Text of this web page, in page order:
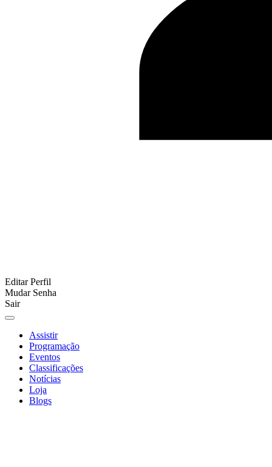
Editar Perfil
Mudar Senha
Sair
Assistir
Programação
Eventos
Classificações
Notícias
Loja
Blogs